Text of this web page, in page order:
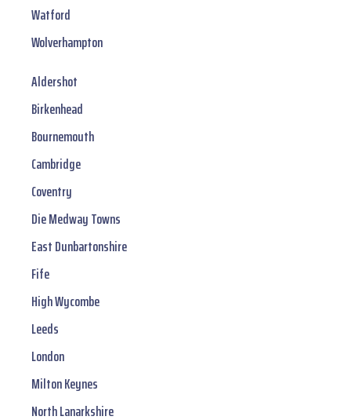
Watford
Wolverhampton
Aldershot
Birkenhead
Bournemouth
Cambridge
Coventry
Die Medway Towns
East Dunbartonshire
Fife
High Wycombe
Leeds
London
Milton Keynes
North Lanarkshire